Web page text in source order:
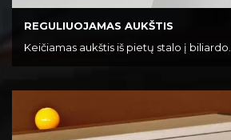
REGULIUOJAMAS AUKŠTIS
Keičiamas aukštis iš pietų stalo į biliardo.